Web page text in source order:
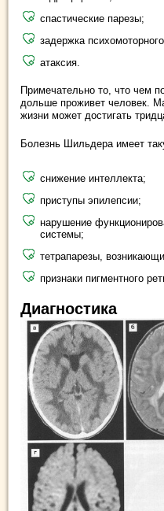
спастические парезы;
задержка
атаксия.
Примечательно то, что чем
дольше проживет человек.
жизни может достигать
Болезнь Шильдера имеет
снижение интеллекта;
приступы эпилепсии;
нарушение
системы;
тетрапарезы,
признаки пигментного
Диагностика